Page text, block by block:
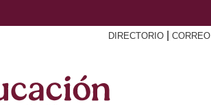
DIRECTORIO CORREO